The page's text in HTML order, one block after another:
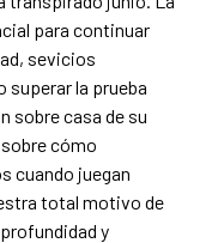
para continuar
sevicios
la prueba
sobre casa de su
cómo
cuando juegan
total motivo de
y